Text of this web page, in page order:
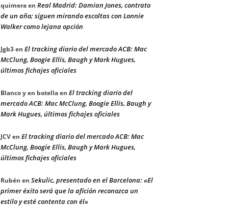
quimeraen Real Madrid: Damian Jones, contrato
de un año; siguen mirando escoltas con Lonnie
Walker como lejana opción
Jgb3en El tracking diario del mercado ACB: Mac
McClung, Boogie Ellis, Baugh y Mark Hugues,
últimos fichajes oficiales
Blanco y en botellaen El tracking diario del
mercado ACB: Mac McClung, Boogie Ellis, Baugh y
Mark Hugues, últimos fichajes oficiales
JCVen El tracking diario del mercado ACB: Mac
McClung, Boogie Ellis, Baugh y Mark Hugues,
últimos fichajes oficiales
Rubén en Sekulic, presentado en el Barcelona: «El
primer éxito será que la afición reconozca un
estilo y esté contenta con él»